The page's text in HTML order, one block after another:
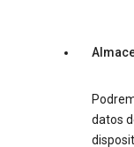
datos